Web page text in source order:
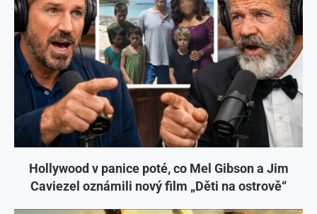
Hollywood v panice poté, co Mel Gibson a Jim
Caviezel oznámili nový film „Děti na ostrově“